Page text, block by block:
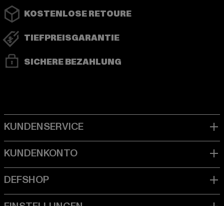
KOSTENLOSE RETOURE
TIEFPREISGARANTIE
SICHERE BEZAHLUNG